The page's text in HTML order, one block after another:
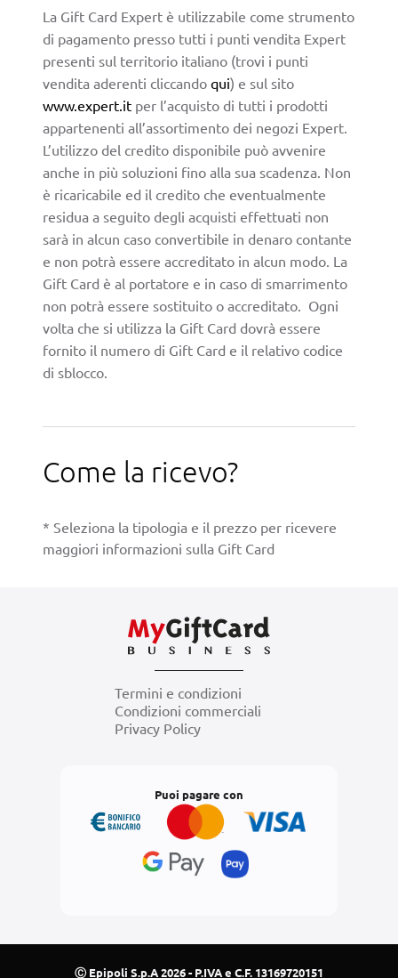
La Gift Card Expert è utilizzabile come strumento
di pagamento presso tutti i punti vendita Expert
presenti sul territorio italiano (trovi i punti
vendita aderenti cliccando qui) e sul sito
www.expert.it per l’acquisto di tutti i prodotti
appartenenti all’assortimento dei negozi Expert.
L’utilizzo del credito disponibile può avvenire
anche in più soluzioni fino alla sua scadenza. Non
è ricaricabile ed il credito che eventualmente
residua a seguito degli acquisti effettuati non
sarà in alcun caso convertibile in denaro contante
e non potrà essere accreditato in alcun modo. La
Gift Card è al portatore e in caso di smarrimento
non potrà essere sostituito o accreditato. Ogni
volta che si utilizza la Gift Card dovrà essere
fornito il numero di Gift Card e il relativo codice
di sblocco.
Come la ricevo?
* Seleziona la tipologia e il prezzo per ricevere
maggiori informazioni sulla Gift Card
Termini e condizioni
Condizioni commerciali
Privacy Policy
Puoi pagare con
Ⓒ Epipoli S.p.A 2026 - P.IVA e C.F. 13169720151